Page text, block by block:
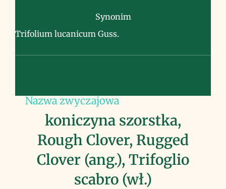
Synonim
Trifolium lucanicum Guss.
Nazwa zwyczajowa
koniczyna szorstka,
Rough Clover, Rugged
Clover (ang.), Trifoglio
scabro (wł.)